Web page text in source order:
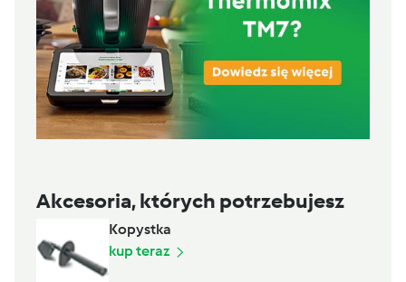
Akcesoria, których potrzebujesz
Kopystka
kup teraz